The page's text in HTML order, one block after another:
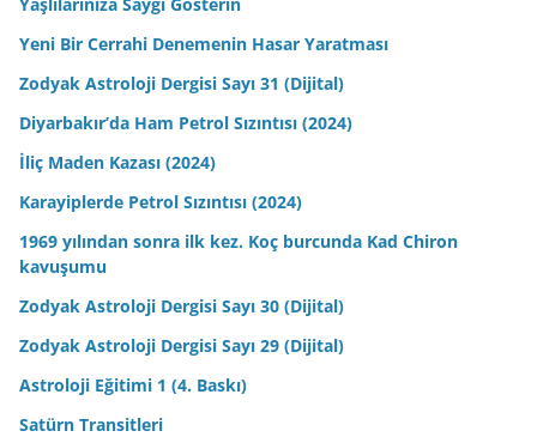
Yeni Bir Cerrahi Denemenin Hasar Yaratması
Zodyak Astroloji Dergisi Sayı 31 (Dijital)
Diyarbakır’da Ham Petrol Sızıntısı (2024)
İliç Maden Kazası (2024)
Karayiplerde Petrol Sızıntısı (2024)
1969 yılından sonra ilk kez. Koç burcunda Kad Chiron
kavuşumu
Zodyak Astroloji Dergisi Sayı 30 (Dijital)
Zodyak Astroloji Dergisi Sayı 29 (Dijital)
Astroloji Eğitimi 1 (4. Baskı)
Satürn Transitleri